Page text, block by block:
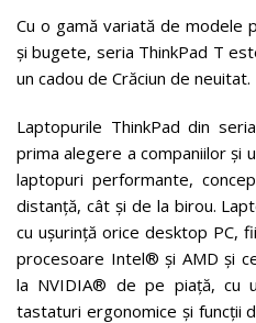
Cu o gamă variată de
și bugete, seria ThinkPad T
un cadou de Crăciun de neuitat.
Laptopurile ThinkPad din
prima alegere a companiilor și
laptopuri performante,
distanță, cât și de la birou.
cu ușurință orice desktop PC,
procesoare Intel® și AMD și
la NVIDIA® de pe piață, cu
tastaturi ergonomice și funcții